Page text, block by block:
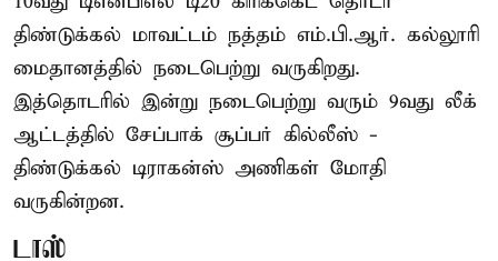
திண்டுக்கல் மாவட்டம் நத்தம் எம்.பி.ஆர். கல்லூரி
மைதானத்தில் நடைபெற்று வருகிறது.
இத்தொடரில் இன்று நடைபெற்று வரும் 9வது லீக்
ஆட்டத்தில் சேப்பாக் சூப்பர் கில்லீஸ் -
திண்டுக்கல் டிராகன்ஸ் அணிகள் மோதி
வருகின்றன.
டாஸ்